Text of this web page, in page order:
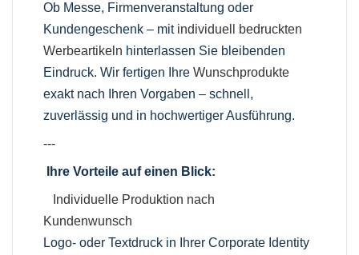
Ob Messe, Firmenveranstaltung oder
Kundengeschenk – mit individuell bedruckten
Werbeartikeln hinterlassen Sie bleibenden
Eindruck. Wir fertigen IhreWunschprodukte
exakt nach Ihren Vorgaben – schnell,
zuverlässig und in hochwertiger Ausführung.
---
Ihre Vorteile auf einen Blick:
Individuelle Produktion nach
Kundenwunsch
Logo- oder Textdruck in Ihrer Corporate Identity